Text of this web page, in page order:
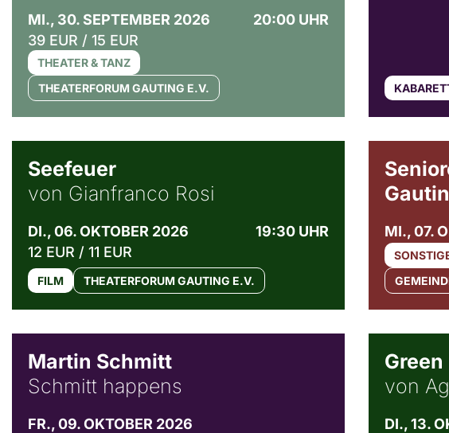
MI., 30. SEPTEMBER 2026
20:00 UHR
39 EUR / 15 EUR
THEATER & TANZ
THEATERFORUM GAUTING E.V.
Seefeuer
von Gianfranco Rosi
DI., 06. OKTOBER 2026
19:30 UHR
12 EUR / 11 EUR
FILM THEATERFORUM GAUTING E.V.
MI., 07.
Martin Schmitt
Schmitt happens
FR., 09. OKTOBER 2026
von
DI., 13.